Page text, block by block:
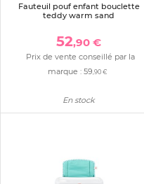
Fauteuil pouf enfant bouclette
teddy warm sand
52,90 €
Prix de vente conseillé par la
marque : 59,90 €
En stock